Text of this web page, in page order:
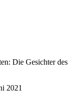
Die Gesichter des
2021